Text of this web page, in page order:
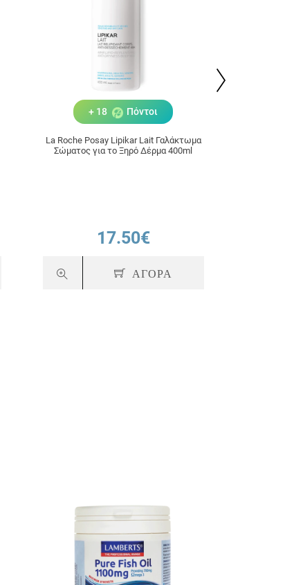
+ 18 Πόντοι
La Roche Posay Lipikar Lait Γαλάκτωμα
Σώματος για το Ξηρό Δέρμα 400ml
17.50€
ΑΓΟΡΑ